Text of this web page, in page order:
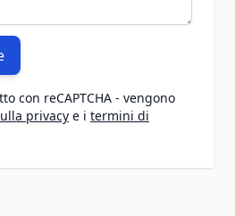
con reCAPTCHA - vengono
privacy e i termini di